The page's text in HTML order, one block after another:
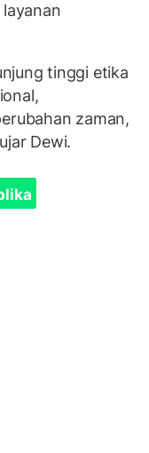
tinggi etika
zaman,
Dewi.